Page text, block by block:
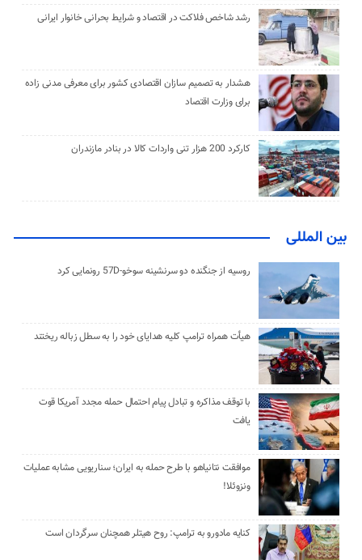
رشد شاخص فلاکت در اقتصاد و شرایط بحرانی خانوار ایرانی
هشدار به تصمیم سازان اقتصادی کشور برای معرفی مدنی زاده
برای وزارت اقتصاد
کارکرد 200 هزار تنی واردات کالا در بنادر مازندران
بین المللی
روسیه از جنگنده دو سرنشینه سوخو-57D رونمایی کرد
هیأت همراه ترامپ کلیه هدایای خود را به سطل زباله ریختند
با توقف مذاکره و تبادل پیام احتمال حمله مجدد آمریکا قوت
یافت
موافقت نتانیاهو با طرح حمله به ایران؛ سناریویی مشابه عملیات
ونزوئلا!
کنایه مادورو به ترامپ: روح هیتلر همچنان سرگردان است